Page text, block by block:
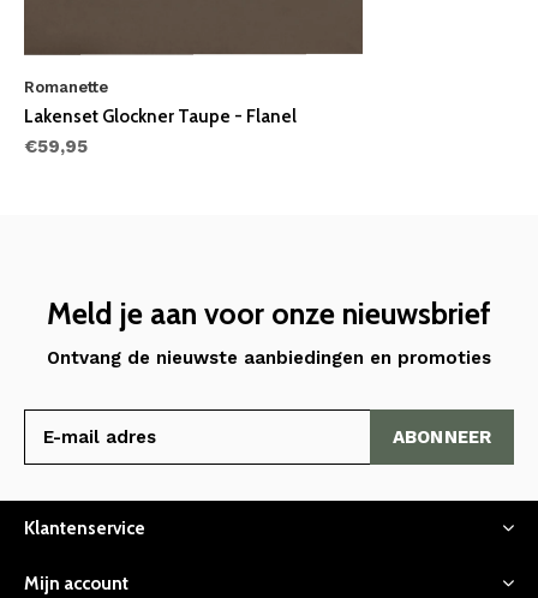
Romanette
Lakenset Glockner Taupe - Flanel
€59,95
Meld je aan voor onze nieuwsbrief
Ontvang de nieuwste aanbiedingen en promoties
ABONNEER
Klantenservice
Mijn account